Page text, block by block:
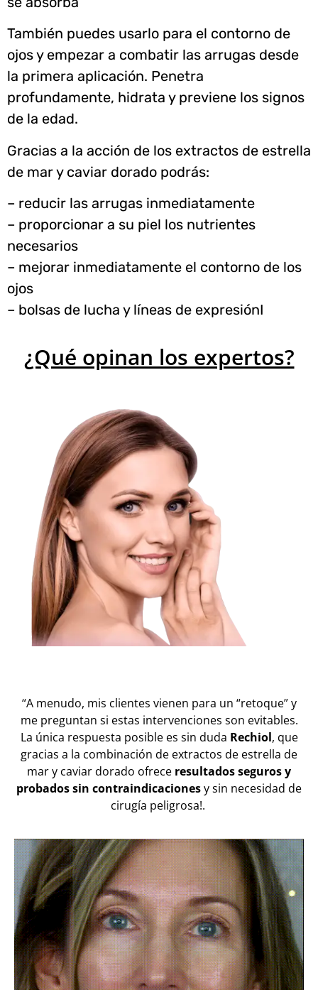
También puedes usarlo para el contorno de
ojos y empezar a combatir las arrugas desde
la primera aplicación. Penetra
profundamente, hidrata y previene los signos
de la edad.
Gracias a la acción de los extractos de estrella
de mar y caviar dorado podrás:
– reducir las arrugas inmediatamente
– proporcionar a su piel los nutrientes
necesarios
– mejorar inmediatamente el contorno de los
ojos
– bolsas de lucha y líneas de expresiónI
¿Qué opinan los expertos?
“A menudo, mis clientes vienen para un “retoque” y
me preguntan si estas intervenciones son evitables.
La única respuesta posible es sin duda Rechiol, que
gracias a la combinación de extractos de estrella de
mar y caviar dorado ofrece resultados seguros y
probados sin contraindicacionesy sin necesidad de
cirugía peligrosa!.